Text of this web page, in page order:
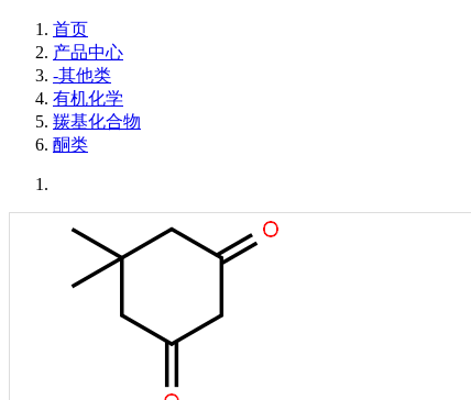
首页
产品中心
-其他类
有机化学
羰基化合物
酮类